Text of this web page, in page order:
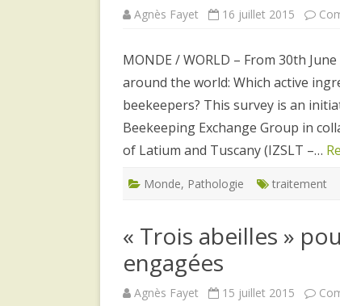
Agnès Fayet 16 juillet 2015
MONDE / WORLD – From 30th
around the world: Which active
beekeepers? This survey is an
Beekeeping Exchange Group in
of Latium and Tuscany (IZSLT –…
Monde, Pathologie traitement
« Trois abeilles »
engagées
Agnès Fayet 15 juillet 2015